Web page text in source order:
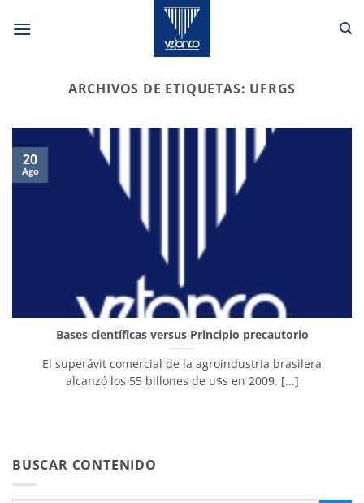
ARCHIVOS DE ETIQUETAS: UFRGS
Bases científicas versus Principio precautorio
El superávit comercial de la agroindustria brasilera
alcanzó los 55 billones de u$s en 2009. [...]
20
Ago
BUSCAR CONTENIDO